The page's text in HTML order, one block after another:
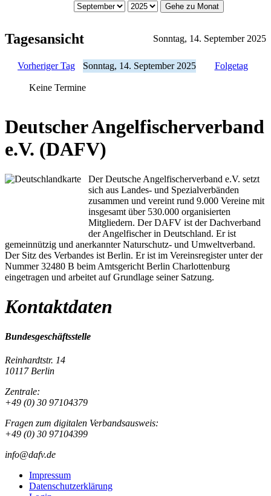
Gehe zu Monat
Tagesansicht Sonntag, 14. September 2025
Vorheriger Tag Sonntag, 14. September 2025 Folgetag
Keine Termine
Deutscher Angelfischerverband
e.V. (DAFV)
Der Deutsche Angelfischerverband e.V. setzt
sich aus Landes- und Spezialverbänden
zusammen und vereint rund 9.000 Vereine mit
insgesamt über 530.000 organisierten
Mitgliedern. Der DAFV ist der Dachverband
der Angelfischer in Deutschland. Er ist
gemeinnützig und anerkannter Naturschutz- und Umweltverband.
Der Sitz des Verbandes ist Berlin. Er ist im Vereinsregister unter der
Nummer 32480 B beim Amtsgericht Berlin Charlottenburg
eingetragen und arbeitet auf Grundlage seiner Satzung.
Kontaktdaten
Bundesgeschäftsstelle
Reinhardtstr. 14
10117 Berlin
Zentrale:
+49 (0) 30 97104379
Fragen zum digitalen Verbandsausweis:
+49 (0) 30 97104399
info@dafv.de
Impressum
Datenschutzerklärung